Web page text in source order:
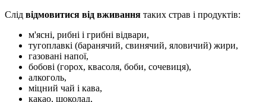
Слід відмовитися від вживання таких страв і продуктів:
м'ясні, рибні і грибні відвари,
тугоплавкі (баранячий, свинячий, яловичий) жири,
газовані напої,
бобові (горох, квасоля, боби, сочевиця),
алкоголь,
міцний чай і кава,
какао, шоколад,